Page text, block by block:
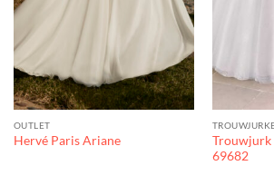
OUTLET
Hervé Paris Ariane
Trouwjurk
69682